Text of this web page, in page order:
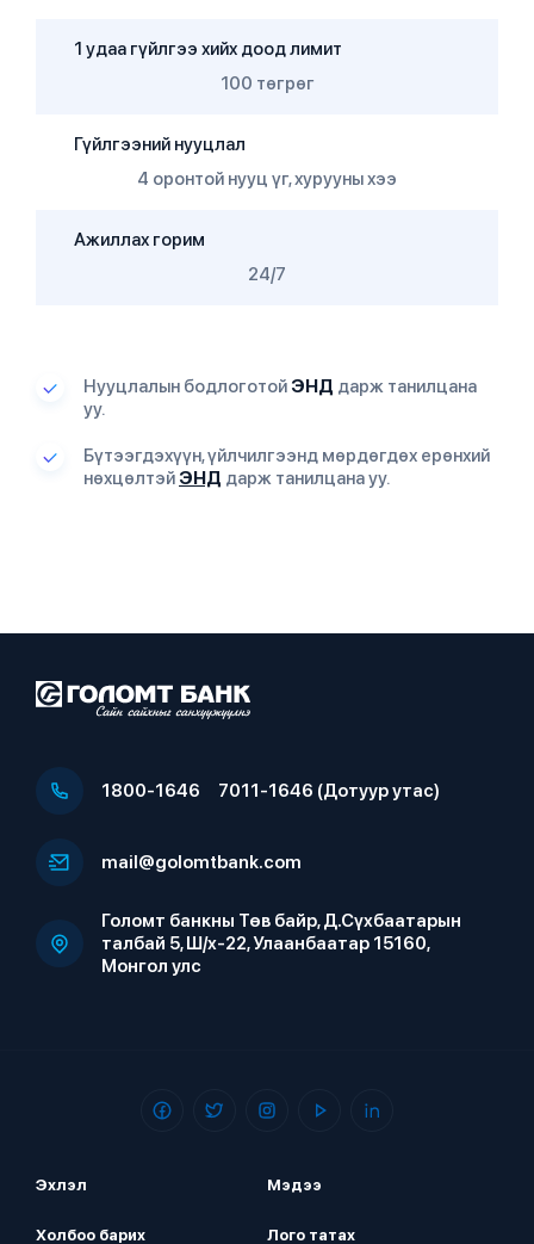
1 удаа гүйлгээ хийх доод лимит
100 төгрөг
Гүйлгээний нууцлал
4 оронтой нууц үг, хурууны хээ
Ажиллах горим
24/7
Нууцлалын бодлоготой ЭНД дарж танилцана
уу.
Бүтээгдэхүүн, үйлчилгээнд мөрдөгдөх ерөнхий
нөхцөлтэй ЭНД дарж танилцана уу.
1800-1646 7011-1646 (Дотуур утас)
mail@golomtbank.com
Голомт банкны Төв байр, Д.Сүхбаатарын
талбай 5, Ш/х-22, Улаанбаатар 15160,
Монгол улс
Эхлэл Мэдээ
Холбоо барих Лого татах